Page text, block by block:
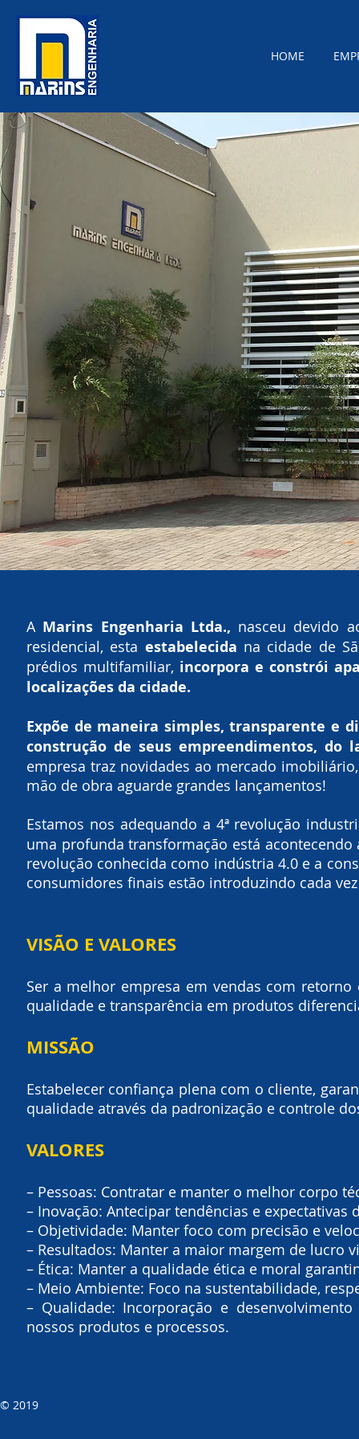
HOME
A Marins Engenharia Ltda., nasceu devido
residencial, esta estabelecida na cidade de
prédios multifamiliar, incorpora e constrói
localizações da cidade.
Expõe de maneira simples, transparente e
construção de seus empreendimentos, do
empresa traz novidades ao mercado
mão de obra aguarde grandes lançamentos!
Estamos nos adequando a 4ª revolução
uma profunda transformação está
revolução conhecida como indústria 4.0 e a
consumidores finais estão introduzindo cada
VISÃO E VALORES
Ser a melhor empresa em vendas com
qualidade e transparência em produtos
MISSÃO
Estabelecer confiança plena com o cliente,
qualidade através da padronização e controle
VALORES
– Pessoas: Contratar e manter o melhor corpo
– Inovação: Antecipar tendências e expectativas
– Objetividade: Manter foco com precisão e
– Resultados: Manter a maior margem de lucro
– Ética: Manter a qualidade ética e moral
– Meio Ambiente: Foco na sustentabilidade,
– Qualidade: Incorporação e
nossos produtos e processos.
© 2019